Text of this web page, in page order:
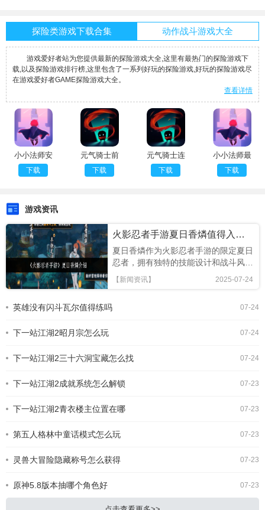
探险类游戏下载合集 动作战斗游戏大全
游戏爱好者站为您提供最新的探险游戏大全,这里有最热门的探险游戏下
载,以及探险游戏排行榜,这里包含了一系列好玩的探险游戏,好玩的探险游戏尽
在游戏爱好者GAME探险游戏大全。
查看详情
小小法师安
卓版手机版
下载
元气骑士前
传下载
下载
元气骑士连
点器
下载
小小法师最
新版
下载
游戏资讯
火影忍者手游夏日香燐值得入手吗
夏日香燐作为火影忍者手游的限定夏日
忍者，拥有独特的技能设计和战斗风
格，本文将从技能解析、连招技巧及竞
技场表现全面评估，助你判断是否值得
基础攻击方面，夏日香燐的普攻为五段
主，具备良好的起手能力，第三段下劈
段持续输出中，锁链从地面穿出进行终
中效果。需要注意的是，最后一段
2025-07-24
【新闻资讯】
07-24
英雄没有闪斗瓦尔值得练吗
07-24
下一站江湖2昭月宗怎么玩
07-24
下一站江湖2三十六洞宝藏怎么找
07-23
下一站江湖2成就系统怎么解锁
07-23
下一站江湖2青衣楼主位置在哪
07-23
第五人格林中童话模式怎么玩
07-23
灵兽大冒险隐藏称号怎么获得
07-23
原神5.8版本抽哪个角色好